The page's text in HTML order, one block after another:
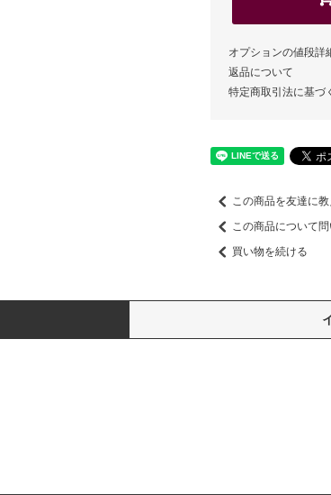
オプションの値段詳
返品について
特定商取引法に基づ
この商品を友達に教
この商品について
買い物を続ける